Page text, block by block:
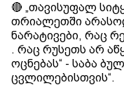
🔴 „თავისუფალ
თრიალეთში
ნარატივები, რაც
. რაც რუსეთს არ
ოცნებას“ - საბა
ცვლილებისთვის“.